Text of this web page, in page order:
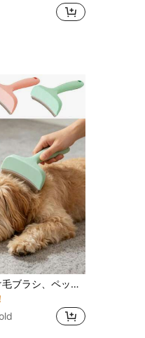
1個 ペット抜け毛ブラシ、ペット抜け毛取りブラシ、ペット毛トリミングコーム、ペット毛掃除ツール、ペット抜け毛取りツール、絡まった毛、抜け毛、長短の毛を効果的に取り除く、皮膚刺激なしの深部洗浄、強化耐久性ブレード、猫や犬に適したペット用品